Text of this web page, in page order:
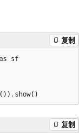
复制
sf
复制